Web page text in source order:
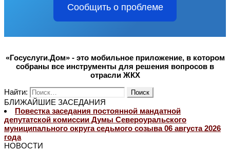
Сообщить о проблеме
«Госуслуги.Дом» - это мобильное приложение, в котором
собраны все инструменты для решения вопросов в
отрасли ЖКХ
Найти:
БЛИЖАЙШИЕ ЗАСЕДАНИЯ
Повестка заседания постоянной мандатной
депутатской комиссии Думы Североуральского
муниципального округа седьмого созыва 06 августа 2026
года
НОВОСТИ